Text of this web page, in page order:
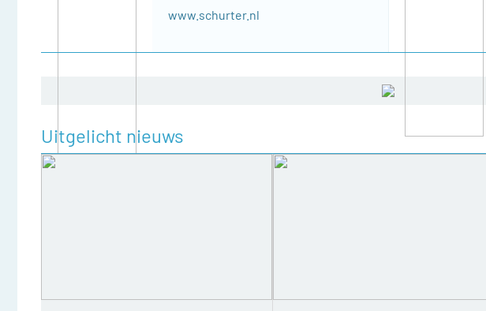
www.schurter.nl
Uitgelicht nieuws